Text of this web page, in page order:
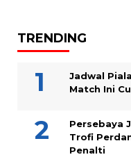
TRENDING
Jadwal
Match Ini
Persebaya
Trofi
Penalti